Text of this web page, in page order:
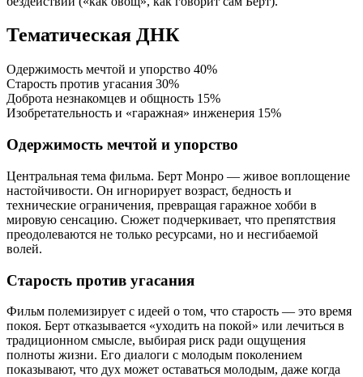
Тематическая ДНК
Одержимость мечтой и упорство 40%
Старость против угасания 30%
Доброта незнакомцев и общность 15%
Изобретательность и «гаражная» инженерия 15%
Одержимость мечтой и упорство
Центральная тема фильма. Берт Монро — живое воплощение
настойчивости. Он игнорирует возраст, бедность и
технические ограничения, превращая гаражное хобби в
мировую сенсацию. Сюжет подчеркивает, что препятствия
преодолеваются не только ресурсами, но и несгибаемой
волей.
Старость против угасания
Фильм полемизирует с идеей о том, что старость — это время
покоя. Берт отказывается «уходить на покой» или лечиться в
традиционном смысле, выбирая риск ради ощущения
полноты жизни. Его диалоги с молодым поколением
показывают, что дух может оставаться молодым, даже когда